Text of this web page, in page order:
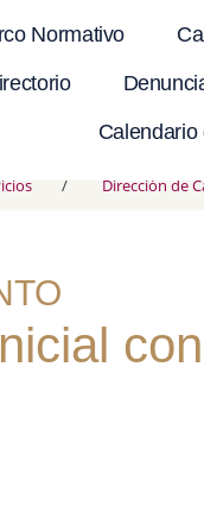
Normativo
Calendario
Dirección de